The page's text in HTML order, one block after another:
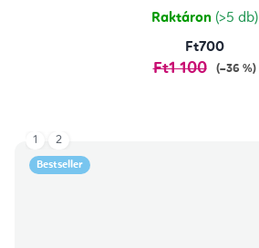
Raktáron (>5 db)
Ft700
Ft1 100 (–36 %)
Bestseller
1 2